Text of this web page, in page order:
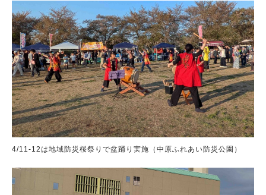
4/11-12は地域防災桜祭りで盆踊り実施（中原ふれあい防災公園）